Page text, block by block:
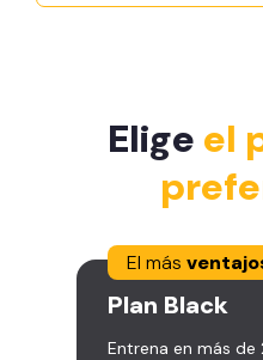
Elige el
El más
Plan Black
Entrena en más